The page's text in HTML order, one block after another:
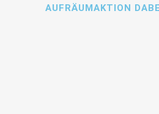
AUFRÄUMAKTION